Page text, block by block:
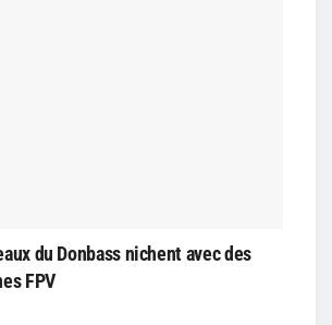
du Donbass nichent avec des
FPV